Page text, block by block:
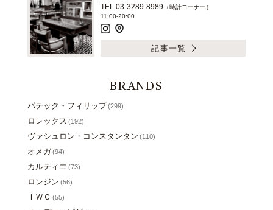
TEL 03-3289-8989 （時計コーナー）
11:00-20:00
記事一覧
BRANDS
パテック・フィリップ(299)
ロレックス (192)
ヴァシュロン・コンスタンタン (110)
オメガ(94)
カルティエ (73)
ロンジン (56)
ＩＷＣ (55)